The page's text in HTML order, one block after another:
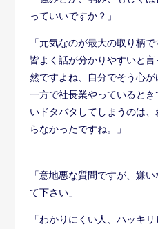
っていいですか？」
「元気なのが最大の取り柄
皆よく話が分かりやすいと
然ですよね、自分でそう心が
一方で社長業やっていると
いドタバタしてしまうのは
らなかったですね。」
「意地悪な質問ですが、嫌
て下さい」
「わかりにくい人、ハッキ